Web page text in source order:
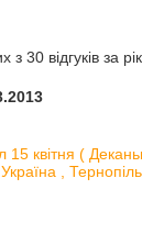
30 відгуків за рік
15 квітня (
,